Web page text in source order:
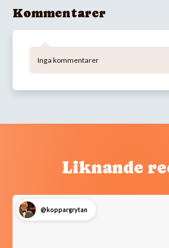
Kommentarer
Inga kommentarer
Liknande
@koppargrytan